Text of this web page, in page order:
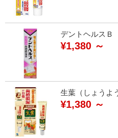
デントヘルスＢ
¥1,380 ～
生葉（しょうよ
¥1,380 ～